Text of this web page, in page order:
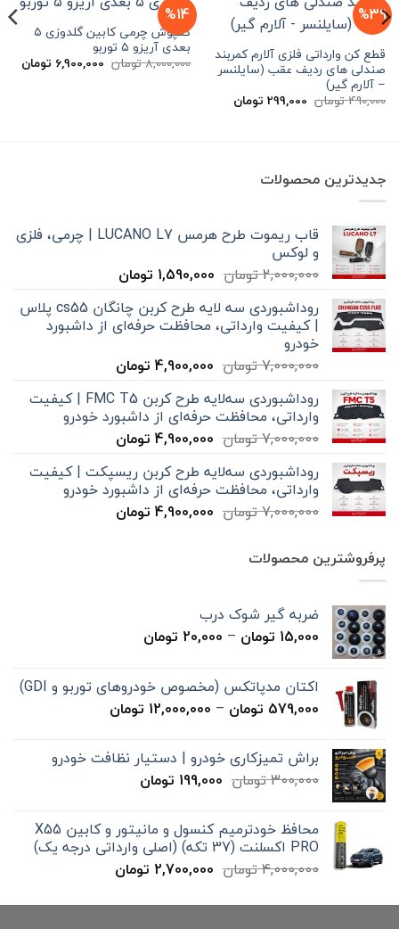
%39
قطع کن وارداتی فلزی آلارم کمربند
صندلی های ردیف عقب (سایلنسر
– آلارم گیر)
490,000تومان قیمت
اصلی
299,000 تومانقیمت
فعلی
%14
کفپوش چرمی کابین گلدوزی ۵
بعدی آریزو ۵ توربو
8,000,000تومان قیمت
اصلی
6,900,000 تومان
جدیدترین محصولات
قاب ریموت طرح هرمس LUCANO L7 | چرمی، فلزی
و لوکس
2,000,000تومان قیمت
2,000,000 تومان
بود.
1,590,000 تومانقیمت
1,590,000 تومان
است.
روداشبوردی سه‌ لایه طرح کربن چانگان cs55 پلاس
| کیفیت وارداتی، محافظت حرفه‌ای از داشبورد
خودرو
7,000,000تومان قیمت
7,000,000 تومان
بود.
4,900,000 تومانقیمت
4,900,000 تومان
است.
روداشبوردی سه‌لایه طرح کربن FMC T5 | کیفیت
وارداتی، محافظت حرفه‌ای از داشبورد خودرو
7,000,000تومان قیمت
7,000,000 تومان
بود.
4,900,000 تومانقیمت
4,900,000 تومان
است.
روداشبوردی سه‌لایه طرح کربن ریسپکت | کیفیت
وارداتی، محافظت حرفه‌ای از داشبورد خودرو
7,000,000تومان قیمت
4,900,000 تومانقیمت
پرفروشترین محصولات
ضربه گیر شوک درب
15,000 تومان –
20,000 تومان
تا
20,000 تومان
اکتان مدپاتکس (مخصوص خودروهای توربو و GDI)
579,000 تومان –
12,000,000 تومان
تا
براش تمیزکاری خودرو | دستیار نظافت خودرو
300,000تومان قیمت
بود.
199,000 تومانقیمت
199,000 تومان
است. محافظ خودترمیم کنسول و مانیتور و کابین X55
PRO اکسلنت (37 تکه) (اصلی وارداتی درجه یک)
4,000,000تومان قیمت
4,000,000 تومان
2,700,000 تومانقیمت
2,700,000 تومان